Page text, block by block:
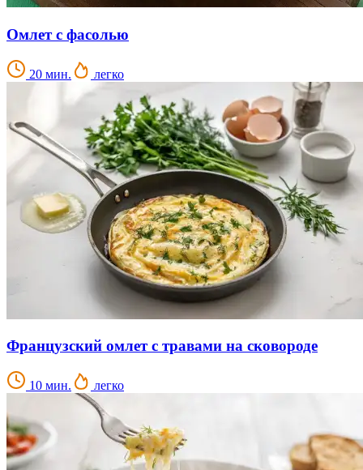
Омлет с фасолью
20 мин. легко
Французский омлет с травами на сковороде
10 мин. легко